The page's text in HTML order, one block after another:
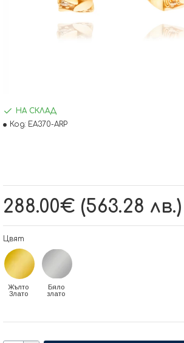
288.00€ (563.28 лв.)
НА СКЛАД
Код: EA370-ARP
Цвят
Жълто
Злато
Бяло
злато